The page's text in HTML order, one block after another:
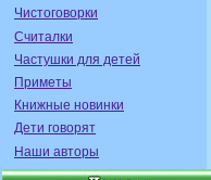
Чистоговорки
Считалки
Частушки для детей
Приметы
Книжные новинки
Дети говорят
Наши авторы